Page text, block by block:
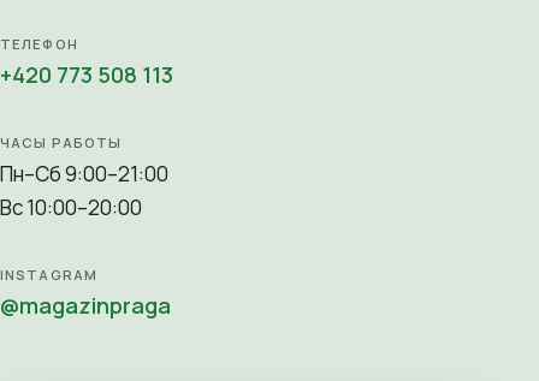
ТЕЛЕФОН
+420 773 508 113
ЧАСЫ РАБОТЫ
Пн–Сб 9:00–21:00
Вс 10:00–20:00
INSTAGRAM
@magazinpraga